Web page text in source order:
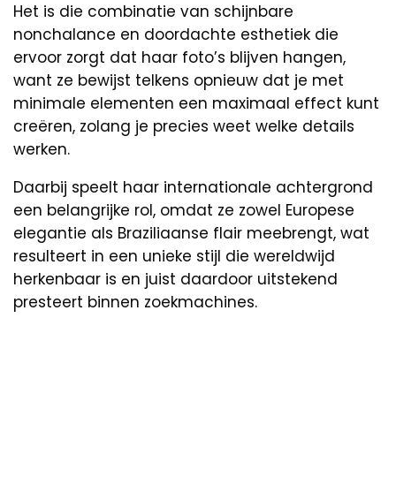
Het is die combinatie van schijnbare
nonchalance en doordachte esthetiek die
ervoor zorgt dat haar foto’s blijven hangen,
want ze bewijst telkens opnieuw dat je met
minimale elementen een maximaal effect kunt
creëren, zolang je precies weet welke details
werken.
Daarbij speelt haar internationale achtergrond
een belangrijke rol, omdat ze zowel Europese
elegantie als Braziliaanse flair meebrengt, wat
resulteert in een unieke stijl die wereldwijd
herkenbaar is en juist daardoor uitstekend
presteert binnen zoekmachines.